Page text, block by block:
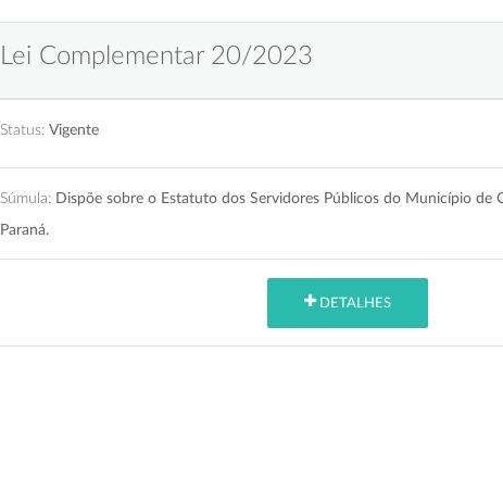
Lei Complementar 20/2023
Status: Vigente
Súmula: Dispõe sobre o Estatuto dos Servidores Públicos do Município de
Paraná.
DETALHES